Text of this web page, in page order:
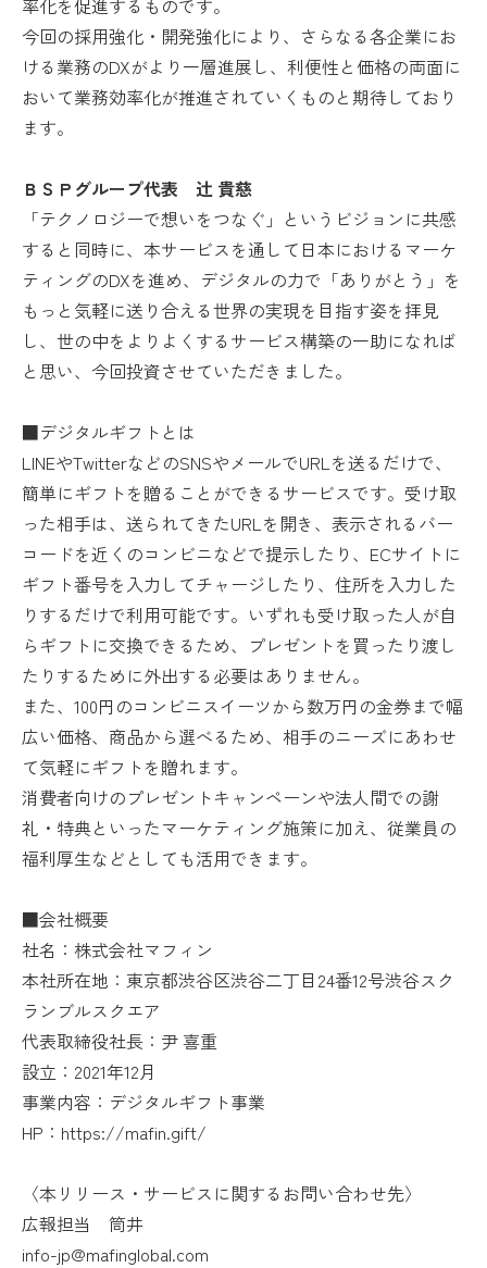
率化を促進するものです。
今回の採用強化・開発強化により、さらなる各企業にお
ける業務のDXがより一層進展し、利便性と価格の両面に
おいて業務効率化が推進されていくものと期待しており
ます。
ＢＳＰグループ代表 辻 貴慈
「テクノロジーで想いをつなぐ」というビジョンに共感
すると同時に、本サービスを通して日本におけるマーケ
ティングのDXを進め、デジタルの力で「ありがとう」を
もっと気軽に送り合える世界の実現を目指す姿を拝見
し、世の中をよりよくするサービス構築の一助になれば
と思い、今回投資させていただきました。
■デジタルギフトとは
LINEやTwitterなどのSNSやメールでURLを送るだけで、
簡単にギフトを贈ることができるサービスです。受け取
った相手は、送られてきたURLを開き、表示されるバー
コードを近くのコンビニなどで提示したり、ECサイトに
ギフト番号を入力してチャージしたり、住所を入力した
りするだけで利用可能です。いずれも受け取った人が自
らギフトに交換できるため、プレゼントを買ったり渡し
たりするために外出する必要はありません。
また、100円のコンビニスイーツから数万円の金券まで幅
広い価格、商品から選べるため、相手のニーズにあわせ
て気軽にギフトを贈れます。
消費者向けのプレゼントキャンペーンや法人間での謝
礼・特典といったマーケティング施策に加え、従業員の
福利厚生などとしても活用できます。
■会社概要
社名：株式会社マフィン
本社所在地：東京都渋谷区渋谷二丁目24番12号渋谷スク
ランブルスクエア
代表取締役社長：尹 喜重
設立：2021年12月
事業内容：デジタルギフト事業
HP：https://mafin.gift/
〈本リリース・サービスに関するお問い合わせ先〉
広報担当 筒井
info-jp@mafinglobal.com